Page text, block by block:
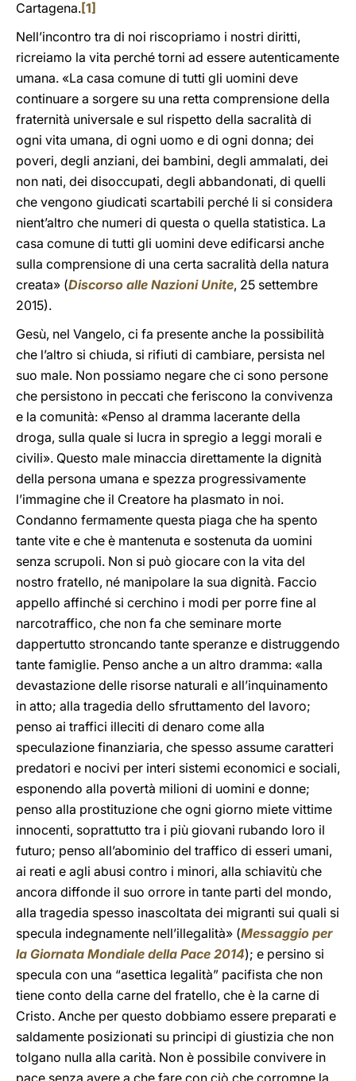
Cartagena.[1]
Nell’incontro tra di noi riscopriamo i nostri diritti,
ricreiamo la vita perché torni ad essere autenticamente
umana. «La casa comune di tutti gli uomini deve
continuare a sorgere su una retta comprensione della
fraternità universale e sul rispetto della sacralità di
ogni vita umana, di ogni uomo e di ogni donna; dei
poveri, degli anziani, dei bambini, degli ammalati, dei
non nati, dei disoccupati, degli abbandonati, di quelli
che vengono giudicati scartabili perché li si considera
nient’altro che numeri di questa o quella statistica. La
casa comune di tutti gli uomini deve edificarsi anche
sulla comprensione di una certa sacralità della natura
creata» (Discorso alle Nazioni Unite, 25 settembre
2015).
Gesù, nel Vangelo, ci fa presente anche la possibilità
che l’altro si chiuda, si rifiuti di cambiare, persista nel
suo male. Non possiamo negare che ci sono persone
che persistono in peccati che feriscono la convivenza
e la comunità: «Penso al dramma lacerante della
droga, sulla quale si lucra in spregio a leggi morali e
civili». Questo male minaccia direttamente la dignità
della persona umana e spezza progressivamente
l’immagine che il Creatore ha plasmato in noi.
Condanno fermamente questa piaga che ha spento
tante vite e che è mantenuta e sostenuta da uomini
senza scrupoli. Non si può giocare con la vita del
nostro fratello, né manipolare la sua dignità. Faccio
appello affinché si cerchino i modi per porre fine al
narcotraffico, che non fa che seminare morte
dappertutto stroncando tante speranze e distruggendo
tante famiglie. Penso anche a un altro dramma: «alla
devastazione delle risorse naturali e all’inquinamento
in atto; alla tragedia dello sfruttamento del lavoro;
penso ai traffici illeciti di denaro come alla
speculazione finanziaria, che spesso assume caratteri
predatori e nocivi per interi sistemi economici e sociali,
esponendo alla povertà milioni di uomini e donne;
penso alla prostituzione che ogni giorno miete vittime
innocenti, soprattutto tra i più giovani rubando loro il
futuro; penso all’abominio del traffico di esseri umani,
ai reati e agli abusi contro i minori, alla schiavitù che
ancora diffonde il suo orrore in tante parti del mondo,
alla tragedia spesso inascoltata dei migranti sui quali si
specula indegnamente nell’illegalità» (Messaggio per
la Giornata Mondiale della Pace 2014); e persino si
specula con una “asettica legalità” pacifista che non
tiene conto della carne del fratello, che è la carne di
Cristo. Anche per questo dobbiamo essere preparati e
saldamente posizionati su principi di giustizia che non
tolgano nulla alla carità. Non è possibile convivere in
pace senza avere a che fare con ciò che corrompe la